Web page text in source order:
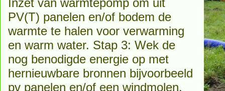
Inzet van warmtepomp om uit
PV(T) panelen en/of bodem de
warmte te halen voor verwarming
en warm water. Stap 3: Wek de
nog benodigde energie op met
hernieuwbare bronnen bijvoorbeeld
pv panelen en/of een windmolen.